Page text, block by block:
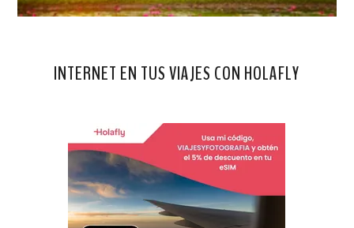
INTERNET EN TUS VIAJES CON HOLAFLY